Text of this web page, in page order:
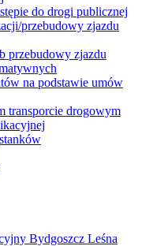
do drogi publicznej
przebudowy zjazdu
przebudowy zjazdu
na podstawie umów
transporcie drogowym
Bydgoszcz Leśna